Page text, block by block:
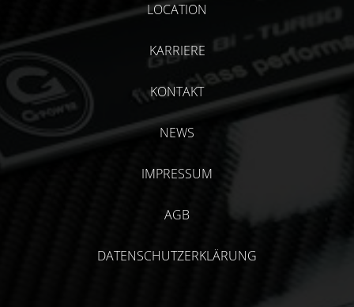
LOCATION
KARRIERE
KONTAKT
NEWS
IMPRESSUM
AGB
DATENSCHUTZERKLÄRUNG